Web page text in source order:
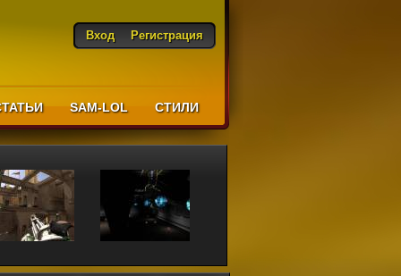
Вход Регистрация
SAM-LOL CТИЛИ